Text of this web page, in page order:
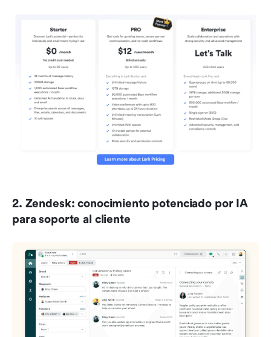
2. Zendesk: conocimiento potenciado por IA
para soporte al cliente